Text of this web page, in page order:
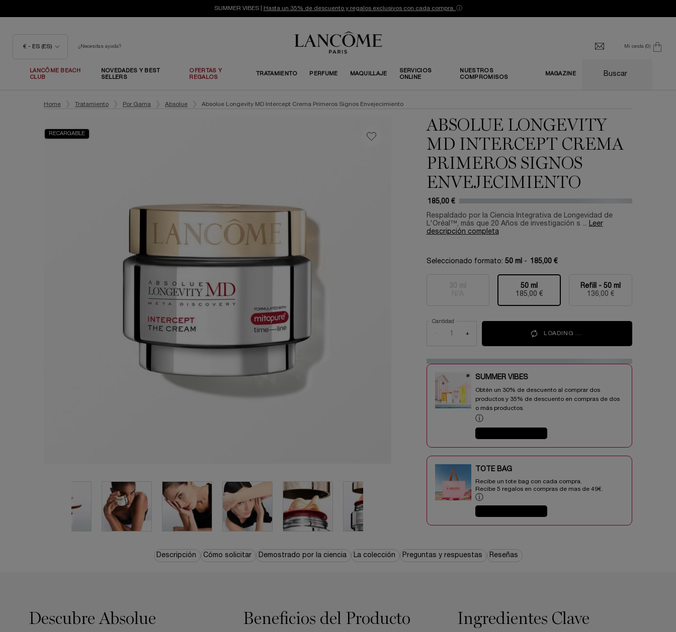
SUMMER VIBES | Hasta un 35% de descuento y regalos exclusivos con cada compra. ⓘ
€ - ES (ES) ¿Necesitas ayuda? Mi cesta 0
0 producto
LANCÔME BEACH
CLUB
NOVEDADES Y BEST
SELLERS
OFERTAS Y
REGALOS
TRATAMIENTO PERFUME MAQUILLAJE
SERVICIOS
ONLINE
NUESTROS
COMPROMISOS
MAGAZINE Buscar
Home
Tratamiento Por Gama Absolue Absolue Longevity MD Intercept Crema Primeros Signos Envejecimiento
ABSOLUE LONGEVITY
MD INTERCEPT CREMA
PRIMEROS SIGNOS
ENVEJECIMIENTO
185,00 €
Respaldado por la Ciencia Integrativa de Longevidad de
L'Oréal™, más que 20 Años de investigación s ... Leer
descripción completa
RECARGABLE
Seleccionado formato: 50 ml - 185,00 €
Esta variante del producto está agotada, {0}
Selecionado
50 ml
185,00 €
, 2 of 3 Selecionado
Refill - 50 ml
136,00 €
, 3 of 3
Cantidad
+ LOADING ...
SUMMER VIBES​
Obtén un 30% de descuento al comprar dos
productos y 35% de descuento en compras de dos
o más productos.​
ⓘ
TOTE BAG​​
Recibe un tote bag con cada compra.
Recibe 5 regalos en compras de mas de 49€.​
ⓘ
Descripción Cómo solicitar Demostrado por la ciencia La colección Preguntas y respuestas Reseñas
Descubre Absolue
Beneficios del Producto Ingredientes Clave